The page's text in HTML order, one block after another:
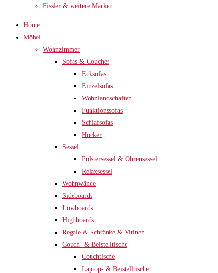
Fissler & weitere Marken
Home
Möbel
Wohnzimmer
Sofas & Couches
Ecksofas
Einzelsofas
Wohnlandschaften
Funktionssofas
Schlafsofas
Hocker
Sessel
Polstersessel & Ohrensessel
Relaxsessel
Wohnwände
Sideboards
Lowboards
Highboards
Regale & Schränke & Vitinen
Couch- & Beistelltische
Couchtische
Laptop- & Beistelltische